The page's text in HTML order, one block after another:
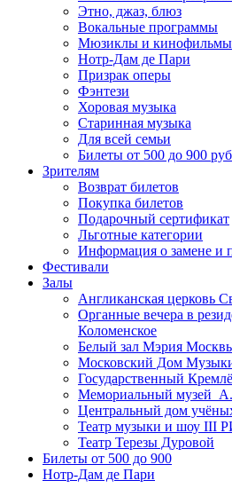
Этно, джаз, блюз
Вокальные программы
Мюзиклы и кинофильмы
Нотр-Дам де Пари
Призрак оперы
Фэнтези
Хоровая музыка
Старинная музыка
Для всей семьи
Билеты от 500 до 900
Зрителям
Возврат билетов
Покупка билетов
Подарочный сертификат
Льготные категории
Информация о замене и
Фестивали
Залы
Англиканская церковь
Органные вечера в
Коломенское
Белый зал Мэрия
Московский Дом
Государственный
Мемориальный музей
Центральный дом
Театр музыки и шоу III
Театр Терезы Дуровой
Билеты от 500 до 900
Нотр-Дам де Пари